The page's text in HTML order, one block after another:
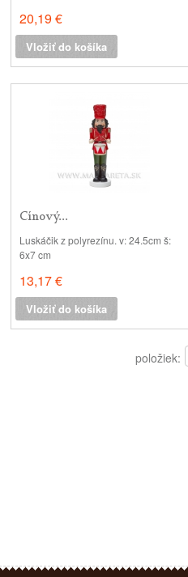
20,19 €
Vložiť do košíka
Cínový...
Luskáčik z polyrezínu. v: 24.5cm š:
6x7 cm
13,17 €
Vložiť do košíka
položiek: